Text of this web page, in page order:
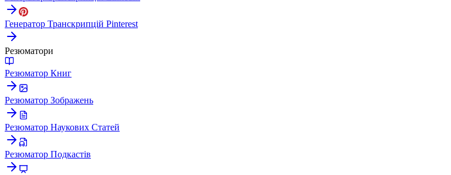
Генератор Транскрипцій Pinterest
Резюматори
Резюматор Книг
Резюматор Зображень
Резюматор Наукових Статей
Резюматор Подкастів